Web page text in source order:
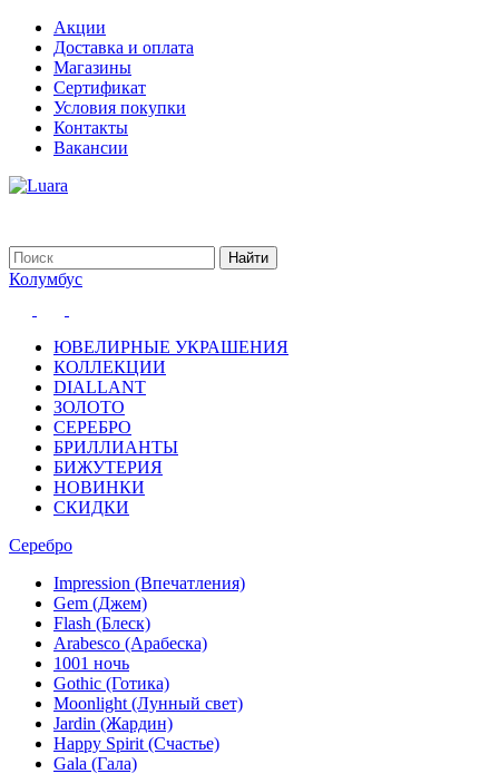
Акции
Доставка и оплата
Магазины
Сертификат
Условия покупки
Контакты
Вакансии
Колумбус
ЮВЕЛИРНЫЕ УКРАШЕНИЯ
КОЛЛЕКЦИИ
DIALLANT
ЗОЛОТО
СЕРЕБРО
БРИЛЛИАНТЫ
БИЖУТЕРИЯ
НОВИНКИ
СКИДКИ
Серебро
Impression (Впечатления)
Gem (Джем)
Flash (Блеск)
Arabesco (Арабеска)
1001 ночь
Gothic (Готика)
Moonlight (Лунный свет)
Jardin (Жардин)
Happy Spirit (Счастье)
Gala (Гала)